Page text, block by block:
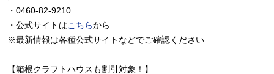
・0460-82-9210
・公式サイトはこちらから
※最新情報は各種公式サイトなどでご確認ください
【箱根クラフトハウスも割引対象！】